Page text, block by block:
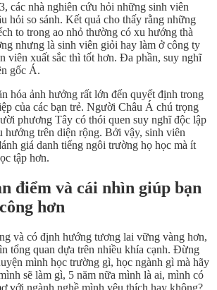
các nhà nghiên cứu hỏi những sinh viên
hỏi so sánh. Kết quả cho thấy rằng những
to trong ao nhỏ thường có xu hướng thà
nhưng là sinh viên giỏi hay làm ở công ty
viên xuất sắc thì tốt hơn. Đa phần, suy nghĩ
gốc Á.
hóa ảnh hưởng rất lớn đến quyết định trong
của các bạn trẻ. Người Châu Á chú trọng
phương Tây có thói quen suy nghĩ độc lập
hướng trên diện rộng. Bởi vậy, sinh viên
giá danh tiếng ngôi trường họ học mà ít
tập hơn.
điểm và cái nhìn giúp bạn
hơn
và có định hướng tương lai vững vàng hơn,
tổng quan dựa trên nhiều khía cạnh. Đừng
mình học trường gì, học ngành gì mà hãy
sẽ làm gì, 5 năm nữa mình là ai, mình có
với ngành nghề mình yêu thích hay không?